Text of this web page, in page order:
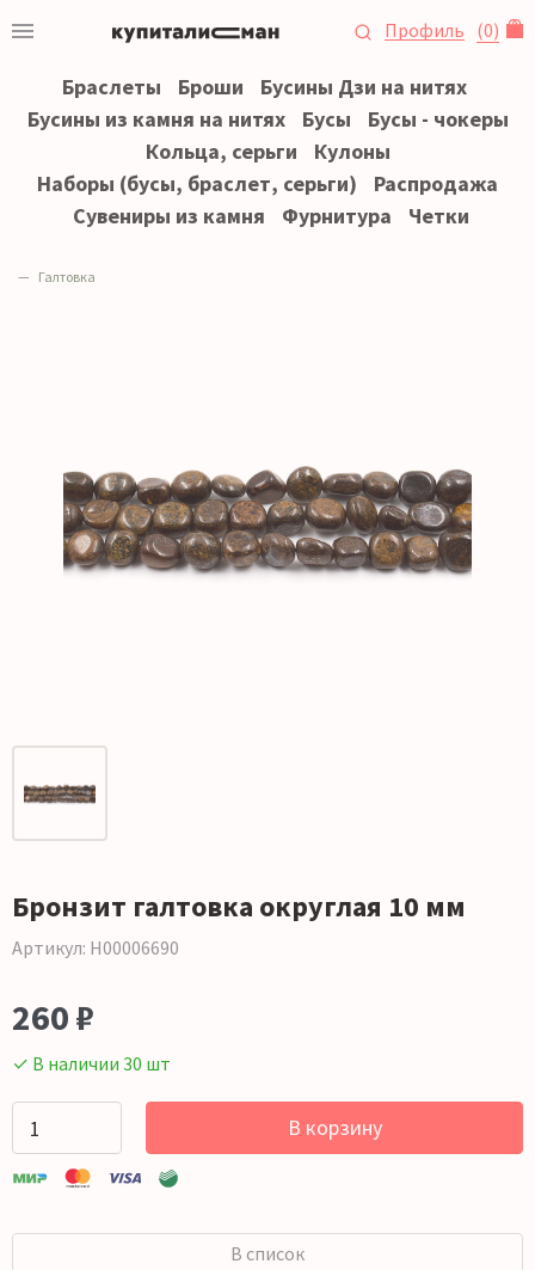
Профиль (0)
Браслеты Броши
Бусины Дзи на нитях
Бусины из камня на нитях
Бусы
Бусы - чокеры
Кольца, серьги
Кулоны
Наборы (бусы, браслет, серьги)
Распродажа
Сувениры из камня
Фурнитура Четки
Галтовка
Бронзит галтовка округлая 10 мм
Артикул: Н00006690
260 ₽
✓ В наличии 30 шт
В корзину
В список